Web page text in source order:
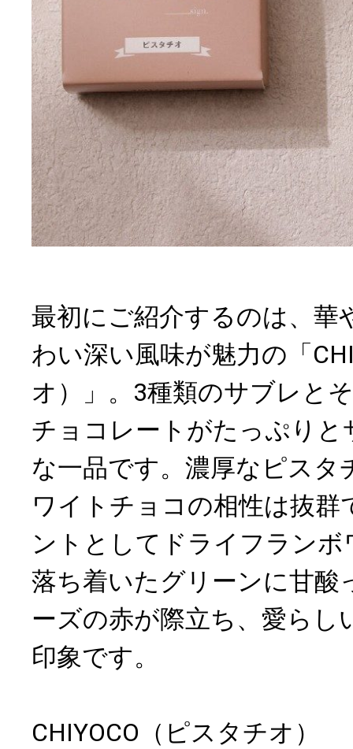
最初にご紹介するのは、華
わい深い風味が魅力の「
オ）」。3種類のサブレと
チョコレートがたっぷりと
な一品です。濃厚なピスタ
ワイトチョコの相性は抜群
ントとしてドライフラン
落ち着いたグリーンに甘酸
ーズの赤が際立ち、愛らし
印象です。
CHIYOCO（ピスタチオ）